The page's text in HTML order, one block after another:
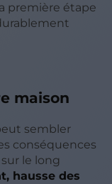
première étape
maison
sembler
conséquences
le long
hausse des